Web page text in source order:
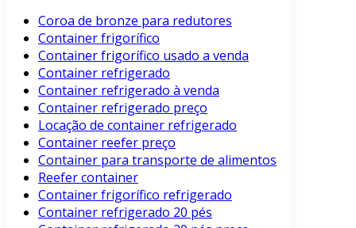
Coroa de bronze para redutores
Container frigorífico
Container frigorífico usado a venda
Container refrigerado
Container refrigerado à venda
Container refrigerado preço
Locação de container refrigerado
Container reefer preço
Container para transporte de alimentos
Reefer container
Container frigorífico refrigerado
Container refrigerado 20 pés